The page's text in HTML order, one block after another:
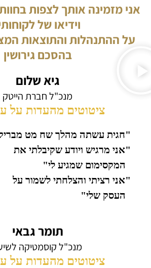
אני מזמינה אותך לצפות
וידיאו של
על ההתנהלות והתוצאות
בהסכם גירושין
גיא שלום
מנכ"ל חברת הייטק
ציטוטים מהעדות על
"חגית עשתה מהלך שח מט
"אני מרגיש ויודע שקיבלתי את
המקסימום שמגיע לי"
"אני רציתי והצלחתי לשמור על
העסק שלי"
תומר גבאי
מנכ"ל קוסמטיקה
ציטוטים מהעדות על